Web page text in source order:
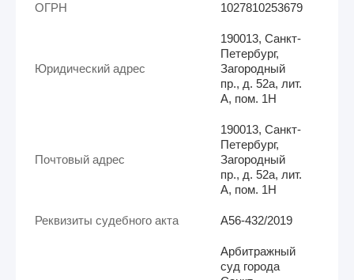
ОГРН 1027810253679
Юридический адрес
190013, Санкт-
Петербург,
Загородный
пр., д. 52а, лит.
А, пом. 1Н
Почтовый адрес
190013, Санкт-
Петербург,
Загородный
пр., д. 52а, лит.
А, пом. 1Н
Реквизиты судебного акта А56-432/2019
Арбитражный
суд города